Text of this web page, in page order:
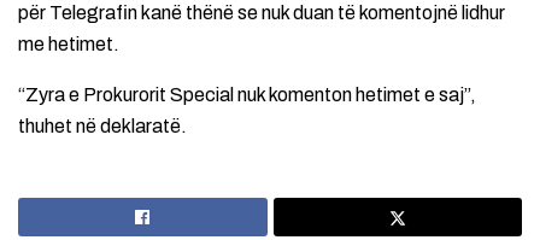
për Telegrafin kanë thënë se nuk duan të komentojnë lidhur
me hetimet.
“Zyra e Prokurorit Special nuk komenton hetimet e saj”,
thuhet në deklaratë.